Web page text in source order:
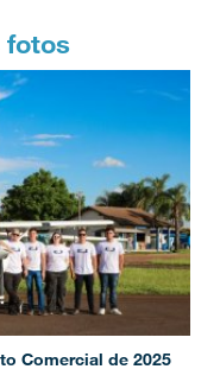
fotos
Comercial de 2025